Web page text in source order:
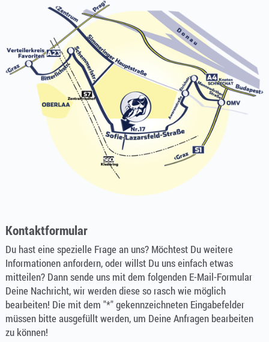
Kontaktformular
Du hast eine spezielle Frage an uns? Möchtest Du weitere
Informationen anfordern, oder willst Du uns einfach etwas
mitteilen? Dann sende uns mit dem folgenden E-Mail-Formular
Deine Nachricht, wir werden diese so rasch wie möglich
bearbeiten! Die mit dem "*" gekennzeichneten Eingabefelder
müssen bitte ausgefüllt werden, um Deine Anfragen bearbeiten
zu können!